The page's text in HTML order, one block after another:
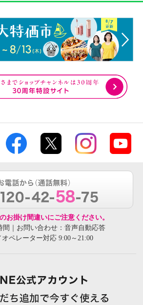
お掛け間違いにご注意ください。
間｜お問い合わせ：音声自動応答
オペレーター対応 9:00～21:00